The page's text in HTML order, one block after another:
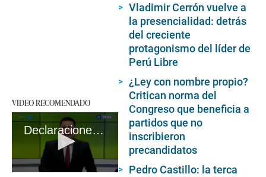
VIDEO RECOMENDADO
Declaraciones de Aníbal Torres desde el Cusco
Vladimir Cerrón vuelve a
la presencialidad: detrás
del creciente
protagonismo del líder de
Perú Libre
¿Ley con nombre propio?
Critican norma del
Congreso que beneficia a
partidos que no
inscribieron
precandidatos
Pedro Castillo: la terca